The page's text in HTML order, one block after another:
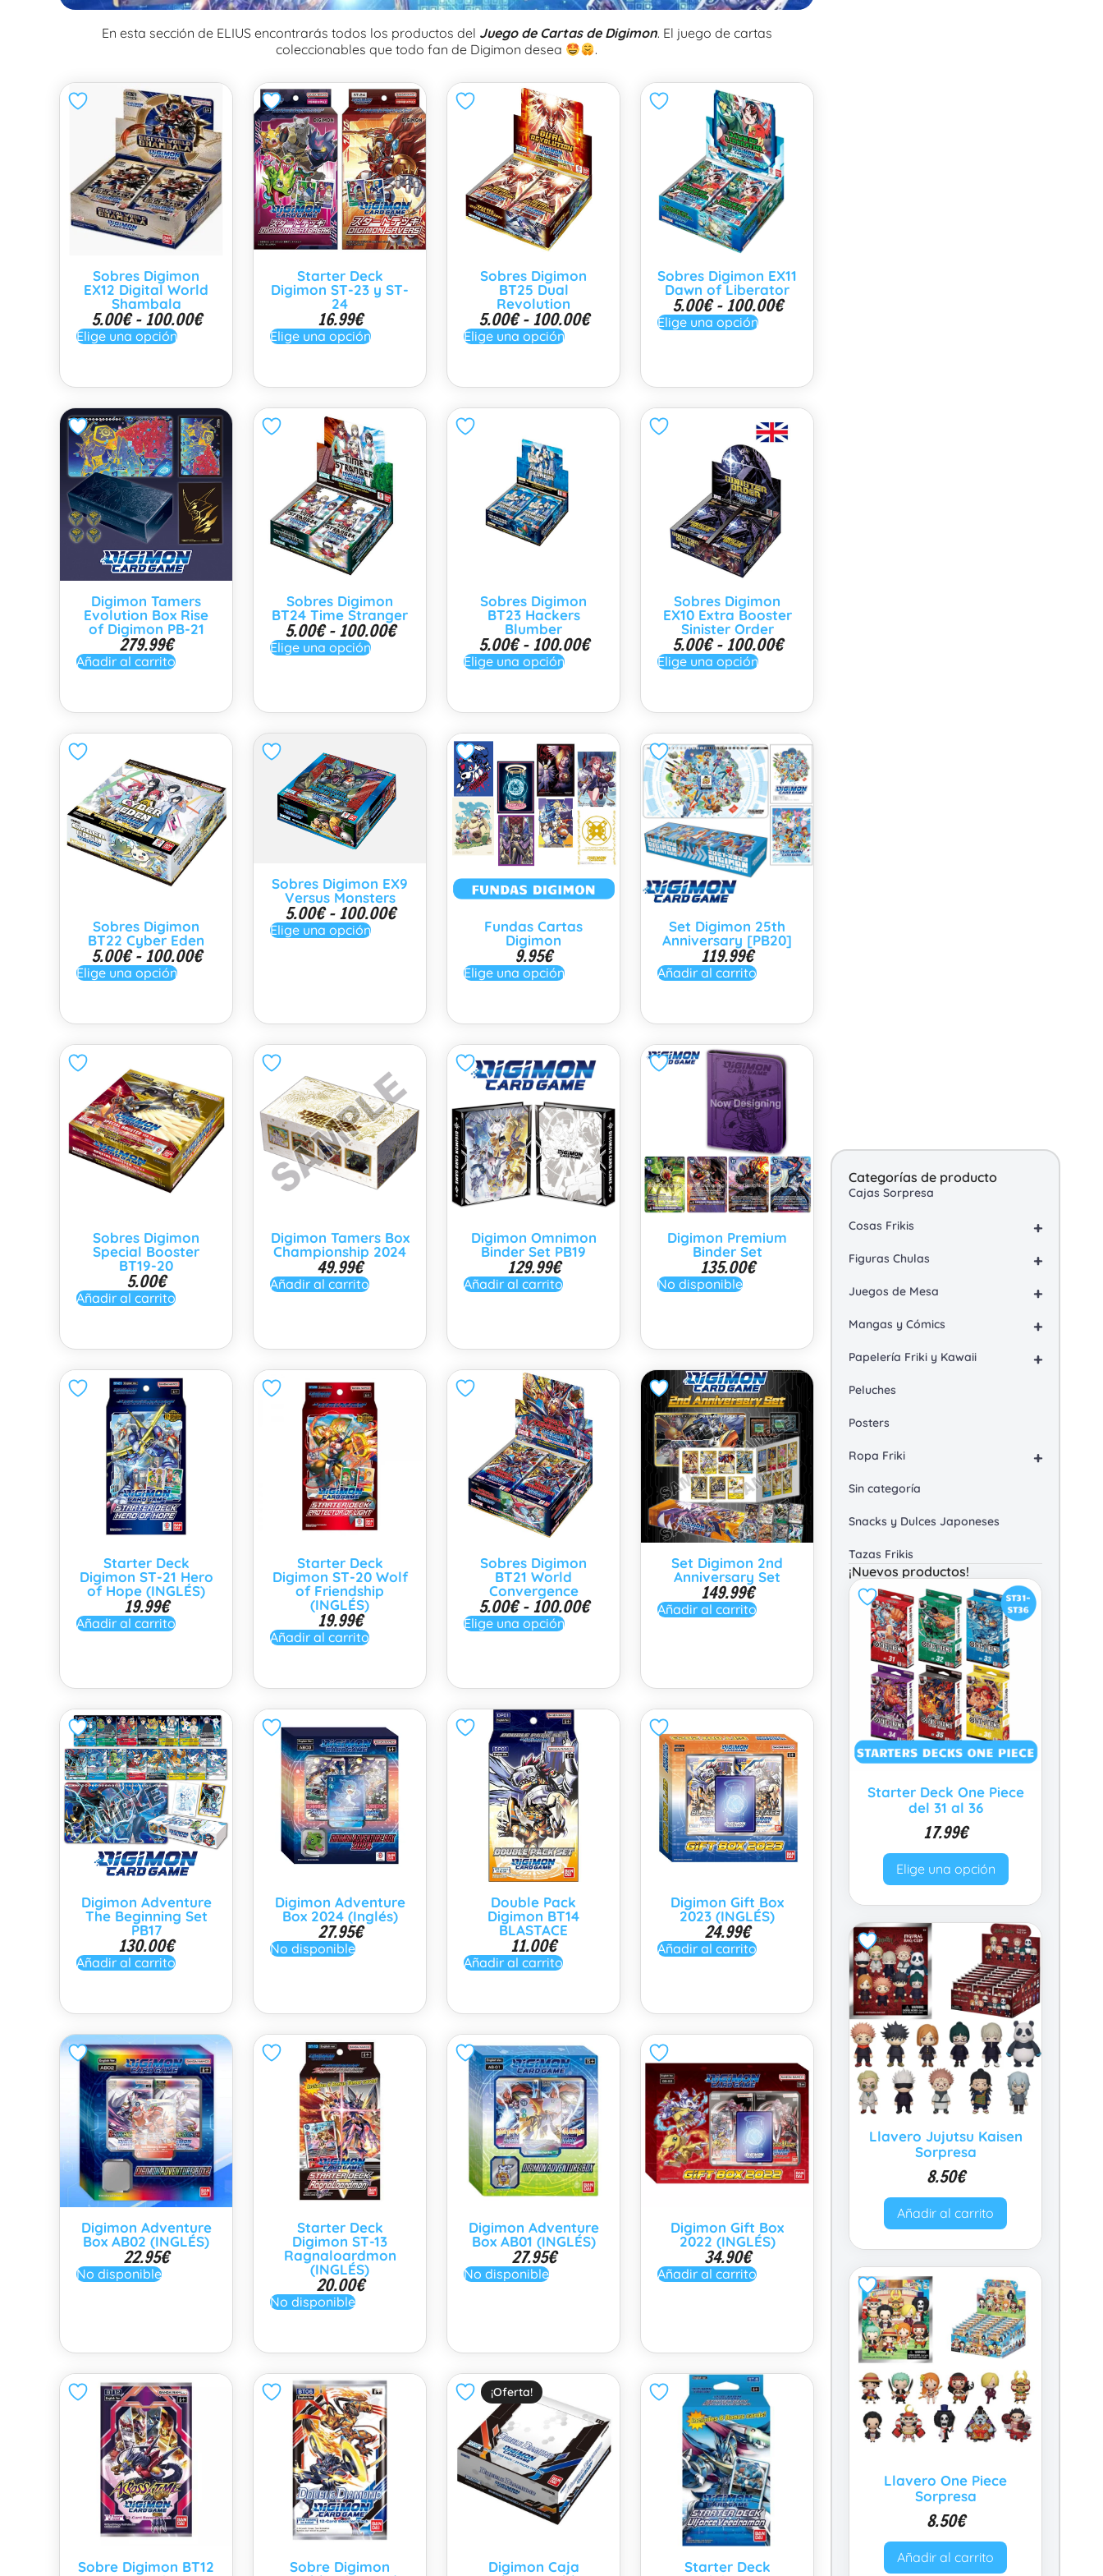
En esta sección de ELIUS encontrarás todos los productos del Juego de Cartas de Digimon. El juego de cartas
coleccionables que todo fan de Digimon desea
.
Sobres Digimon
EX12 Digital World
Shambala
5.00€ - 100.00€
Elige una opción
Starter Deck
Digimon ST-23 y ST-
24
16.99€
Elige una opción
Sobres Digimon
BT25 Dual
Revolution
5.00€ - 100.00€
Elige una opción
Sobres Digimon EX11
Dawn of Liberator
5.00€ - 100.00€
Elige una opción
Digimon Tamers
Evolution Box Rise
of Digimon PB-21
279.99€
Añadir al carrito
Sobres Digimon
BT24 Time Stranger
5.00€ - 100.00€
Elige una opción
Sobres Digimon
BT23 Hackers
Blumber
5.00€ - 100.00€
Elige una opción
Sobres Digimon
EX10 Extra Booster
Sinister Order
5.00€ - 100.00€
Elige una opción
Sobres Digimon
BT22 Cyber Eden
5.00€ - 100.00€
Elige una opción
Sobres Digimon EX9
Versus Monsters
5.00€ - 100.00€
Elige una opción
Fundas Cartas
Digimon
9.95€
Elige una opción
Set Digimon 25th
Anniversary [PB20]
119.99€
Añadir al carrito
Sobres Digimon
Special Booster
BT19-20
5.00€
Añadir al carrito
Digimon Tamers Box
Championship 2024
49.99€
Añadir al carrito
Digimon Omnimon
Binder Set PB19
129.99€
Añadir al carrito
Digimon Premium
Binder Set
135.00€
No disponible
Starter Deck
Digimon ST-21 Hero
of Hope (INGLÉS)
19.99€
Añadir al carrito
Starter Deck
Digimon ST-20 Wolf
of Friendship
(INGLÉS)
19.99€
Añadir al carrito
Sobres Digimon
BT21 World
Convergence
5.00€ - 100.00€
Elige una opción
Set Digimon 2nd
Anniversary Set
149.99€
Añadir al carrito
Digimon Adventure
The Beginning Set
PB17
130.00€
Añadir al carrito
Digimon Adventure
Box 2024 (Inglés)
27.95€
No disponible
Double Pack
Digimon BT14
BLASTACE
11.00€
Añadir al carrito
Digimon Gift Box
2023 (INGLÉS)
24.99€
Añadir al carrito
Digimon Adventure
Box AB02 (INGLÉS)
22.95€
No disponible
Starter Deck
Digimon ST-13
Ragnaloardmon
(INGLÉS)
20.00€
No disponible
Digimon Adventure
Box AB01 (INGLÉS)
27.95€
No disponible
Digimon Gift Box
2022 (INGLÉS)
34.90€
Añadir al carrito
Sobre Digimon BT12
Sobre Digimon
¡Oferta!
Digimon Caja
Starter Deck
Categorías de producto
Cajas Sorpresa
+
Cosas Frikis
+
Figuras Chulas
+
Juegos de Mesa
+
Mangas y Cómics
+
Papelería Friki y Kawaii
Peluches
Posters
+
Ropa Friki
Sin categoría
Snacks y Dulces Japoneses
Tazas Frikis
¡Nuevos productos!
Starter Deck One Piece
del 31 al 36
17.99€
Elige una opción
Llavero Jujutsu Kaisen
Sorpresa
8.50€
Añadir al carrito
Llavero One Piece
Sorpresa
8.50€
Añadir al carrito